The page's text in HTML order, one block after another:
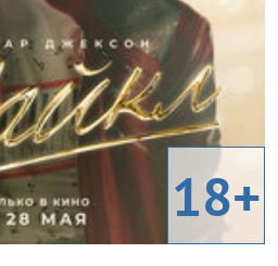
18+